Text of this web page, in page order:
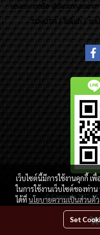
ของแต่ง ชุดล้อ ผู้เชี่ยวชาญเฉพาะท
TOYOTA ( โตโยต้า ) รถ
© Copyright 2015 All
เว็บไซต์นี้มีการใช้งานคุกกี้
ในการใช้งานเว็บไซต์ของท่า
ได้ที่นโยบายความเป็นส่วนตัว
Set